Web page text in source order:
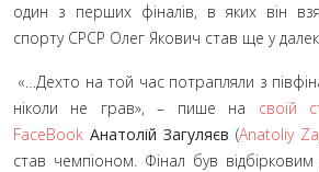
один з перших фіналів, в яких він
спорту СРСР Олег Якович став ще у
«…Дехто на той час потрапляли з
ніколи не грав»,
– пише на своїй
FaceBook Анатолій Загуляєв (Anatoliy
став чемпіоном. Фінал був